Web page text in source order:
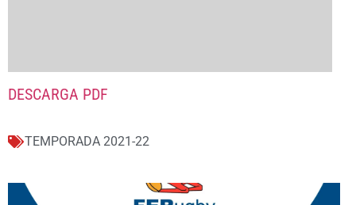
DESCARGA PDF
TEMPORADA 2021-22